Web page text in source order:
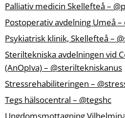
Palliativ medicin Skellefteå –
Postoperativ avdelning Umeå
Psykiatrisk klinik, Skellefteå –
Steriltekniska avdelningen vid
(AnOpIva) – @steriltekniskanus
Stressrehabiliteringen –
Tegs hälsocentral – @tegshc